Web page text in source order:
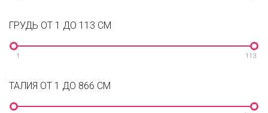
ГРУДЬ ОТ 1 ДО 113 СМ
1 113
ТАЛИЯ ОТ 1 ДО 866 СМ